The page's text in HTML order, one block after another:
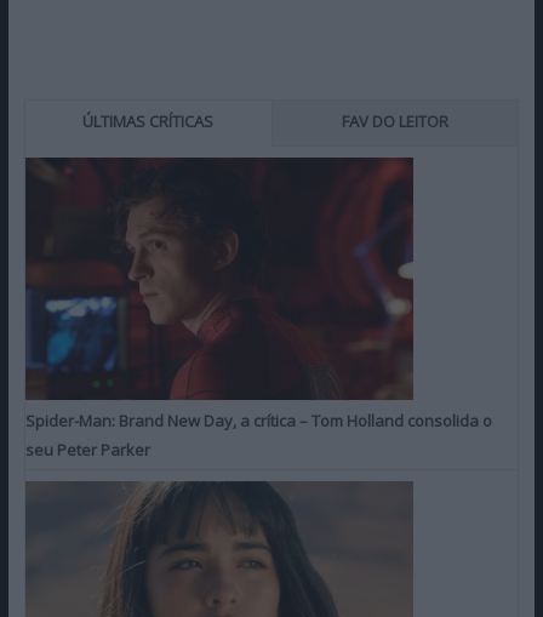
ÚLTIMAS CRÍTICAS FAV DO LEITOR
Spider-Man: Brand New Day, a crítica – Tom Holland consolida o
seu Peter Parker